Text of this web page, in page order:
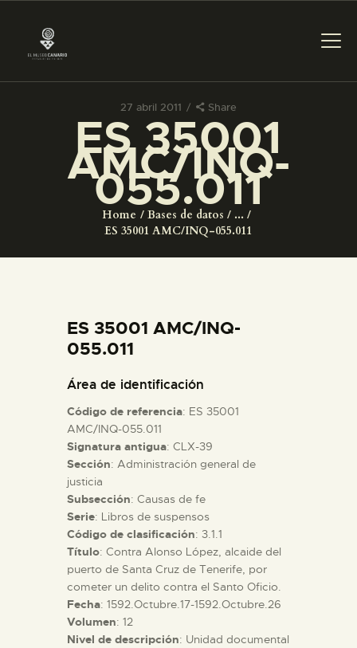
27 abril 2011 Share
ES 35001
AMC/INQ-
055.011
Home Bases de datos
...
ES 35001 AMC/INQ-055.011
PREPARAR LA VISITA
ACTIVIDADES
COLECCIONES
ESPAÑOL
PREPARAR LA VISITA
ACTIVIDADES
█
EL MUSEO
ES 35001 AMC/INQ-
055.011
Área de identificación
Código de referencia: ES 35001
AMC/INQ-055.011
Signatura antigua: CLX-39
Sección: Administración general de
justicia
Subsección: Causas de fe
Serie: Libros de suspensos
Código de clasificación: 3.1.1
Título: Contra Alonso López, alcaide del
puerto de Santa Cruz de Tenerife, por
cometer un delito contra el Santo Oficio.
Fecha: 1592.Octubre.17-1592.Octubre.26
Volumen: 12
Nivel de descripción: Unidad documental